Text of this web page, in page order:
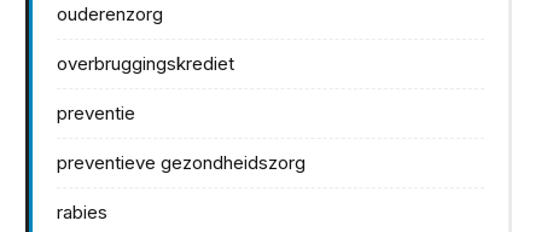
ouderenzorg
overbruggingskrediet
preventie
preventieve gezondheidszorg
rabies